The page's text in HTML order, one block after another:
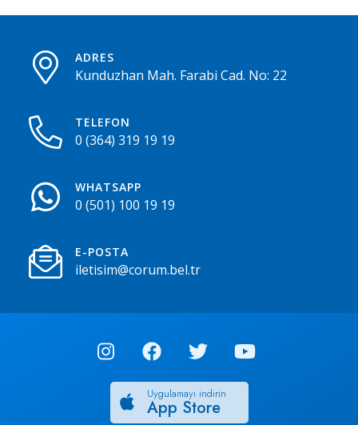
ADRES
Kunduzhan Mah. Farabi Cad. No: 22
TELEFON
0 (364) 319 19 19
WHATSAPP
0 (501) 100 19 19
E-POSTA
iletisim@corum.bel.tr
Uygulamayı indirin
App Store